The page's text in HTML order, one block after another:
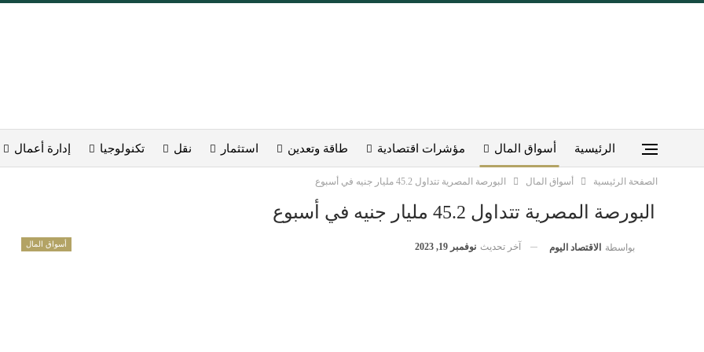
الرئيسية أسواق المال مؤشرات اقتصادية طاقة وتعدين استثمار نقل تكنولوجيا إدارة أعمال
الصفحة الرئيسية أسواق المال البورصة المصرية تتداول 45.2 مليار جنيه في أسبوع
البورصة المصرية تتداول 45.2 مليار جنيه في أسبوع
أسواق المال بواسطة الاقتصاد اليوم آخر تحديث نوفمبر 19, 2023